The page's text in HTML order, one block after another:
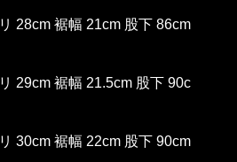
28cm 裾幅 21cm 股下 86cm
29cm 裾幅 21.5cm 股下 90c
30cm 裾幅 22cm 股下 90cm